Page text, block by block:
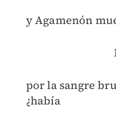
y Agamenón
por la sangre
¿había